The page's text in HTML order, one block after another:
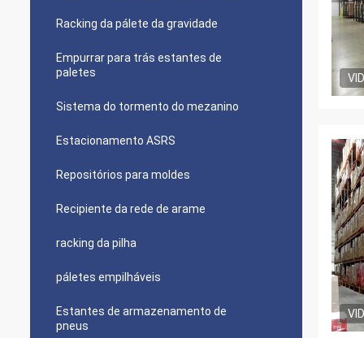
Racking da pálete da gravidade
Empurrar para trás estantes de
paletes
Sistema do tormento do mezanino
Estacionamento ASRS
Repositórios para moldes
Recipiente da rede de arame
racking da pilha
páletes empilháveis
Estantes de armazenamento de
pneus